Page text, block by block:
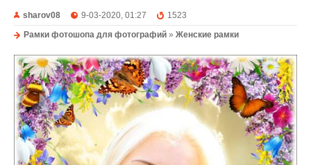
sharov08 9-03-2020, 01:27
1523
Рамки фотошопа для фотографий » Женские рамки